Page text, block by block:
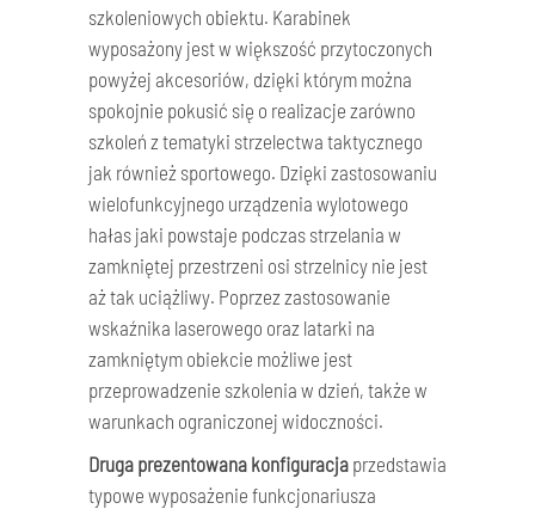
szkoleniowych obiektu. Karabinek
wyposażony jest w większość przytoczonych
powyżej akcesoriów, dzięki którym można
spokojnie pokusić się o realizacje zarówno
szkoleń z tematyki strzelectwa taktycznego
jak również sportowego. Dzięki zastosowaniu
wielofunkcyjnego urządzenia wylotowego
hałas jaki powstaje podczas strzelania w
zamkniętej przestrzeni osi strzelnicy nie jest
aż tak uciążliwy. Poprzez zastosowanie
wskaźnika laserowego oraz latarki na
zamkniętym obiekcie możliwe jest
przeprowadzenie szkolenia w dzień, także w
warunkach ograniczonej widoczności.
Druga prezentowana konfiguracja przedstawia
typowe wyposażenie funkcjonariusza